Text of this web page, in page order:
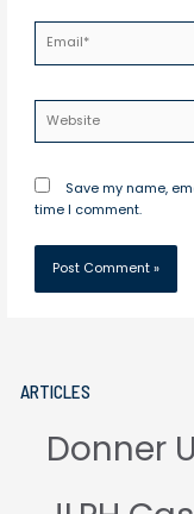
Save my name,
time I comment.
ARTICLES
Donner